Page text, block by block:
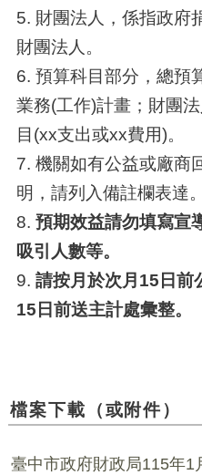
5. 財團法人，係指政府
財團法人。
6. 預算科目部分，總預
業務(工作)計畫；財團
目(xx支出或xx費用)。
7. 機關如有公益或廠商
明，請列入備註欄表達。
8. 預期效益請勿填寫宣
吸引人數等。
9. 請按月於次月15日前
15日前送主計處彙整。
檔案下載（或附件）
臺中市政府財政局115年1